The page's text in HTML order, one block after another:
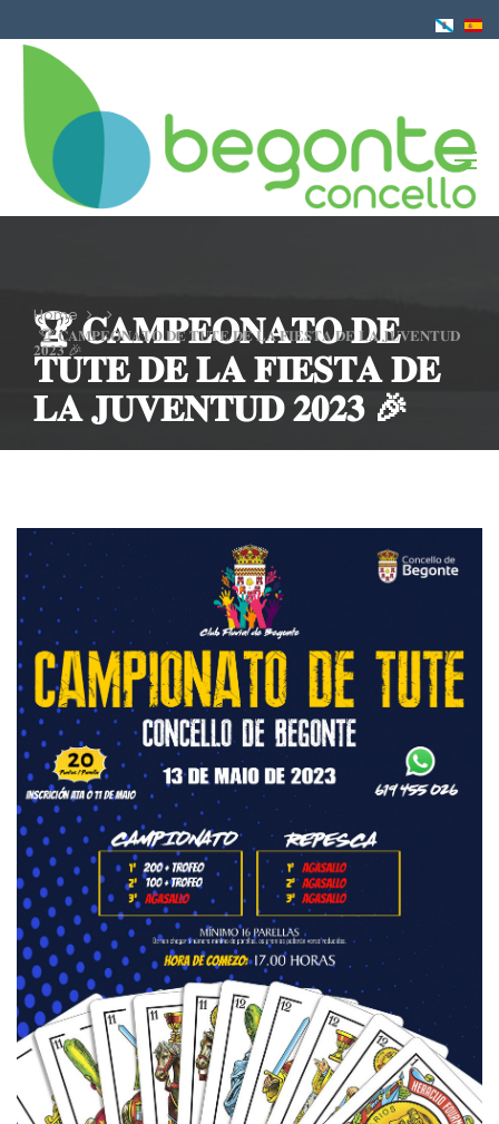
to
Breadcrumb
Home
🏆 𝐂𝐀𝐌𝐏𝐄𝐎𝐍𝐀𝐓𝐎 𝐃𝐄 𝐓𝐔𝐓𝐄 𝐃𝐄 𝐋𝐀 𝐅𝐈𝐄𝐒𝐓𝐀 𝐃𝐄 𝐋𝐀 𝐉𝐔𝐕𝐄𝐍𝐓𝐔𝐃
𝟐𝟎𝟐𝟑 🎉
🏆 𝐂𝐀𝐌𝐏𝐄𝐎𝐍𝐀𝐓𝐎 𝐃𝐄
𝐓𝐔𝐓𝐄 𝐃𝐄 𝐋𝐀 𝐅𝐈𝐄𝐒𝐓𝐀 𝐃𝐄
𝐋𝐀 𝐉𝐔𝐕𝐄𝐍𝐓𝐔𝐃 𝟐𝟎𝟐𝟑 🎉